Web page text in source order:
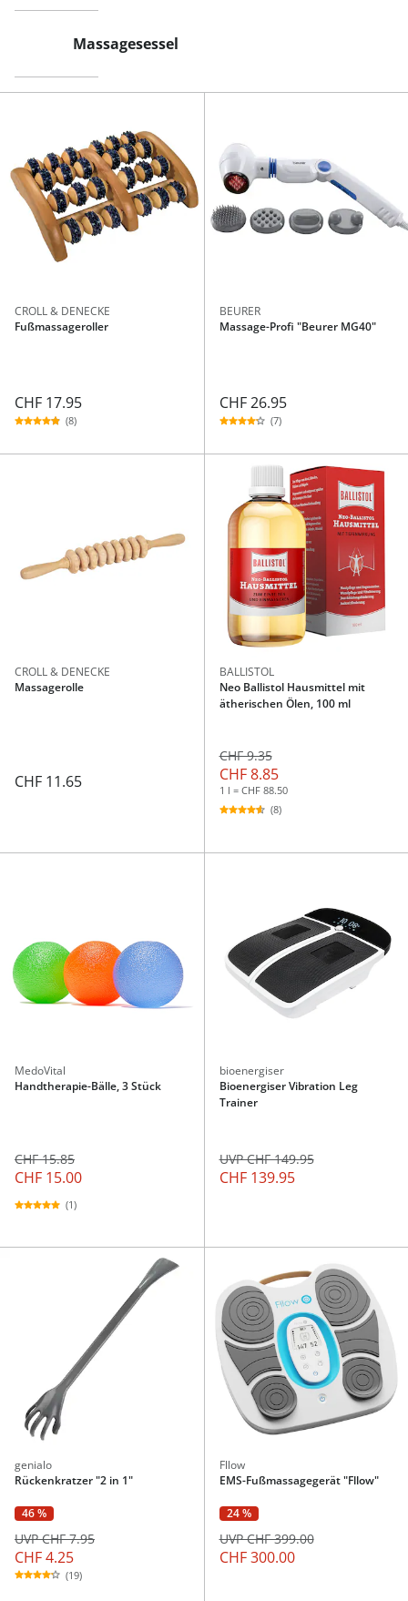
Massagesessel
CROLL & DENECKE
Fußmassageroller
CHF 17.95
(8)
BEURER
Massage-Profi "Beurer MG40"
CHF 26.95
(7)
CROLL & DENECKE
Massagerolle
CHF 11.65
BALLISTOL
Neo Ballistol Hausmittel mit
ätherischen Ölen, 100 ml
CHF 9.35
CHF 8.85
1 l = CHF 88.50
(8)
MedoVital
Handtherapie-Bälle, 3 Stück
CHF 15.85
CHF 15.00
(1)
bioenergiser
Bioenergiser Vibration Leg
Trainer
CHF 139.95
UVP CHF 149.95
genialo
Rückenkratzer "2 in 1"
46 %
CHF 4.25
UVP CHF 7.95
(19)
Fllow
EMS-Fußmassagegerät "Fllow"
24 %
CHF 300.00
UVP CHF 399.00